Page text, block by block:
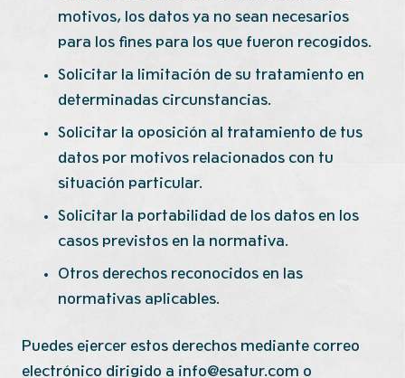
motivos, los datos ya no sean necesarios
para los fines para los que fueron recogidos.
Solicitar la limitación de su tratamiento en
determinadas circunstancias.
Solicitar la oposición al tratamiento de tus
datos por motivos relacionados con tu
situación particular.
Solicitar la portabilidad de los datos en los
casos previstos en la normativa.
Otros derechos reconocidos en las
normativas aplicables.
Puedes ejercer estos derechos mediante correo
electrónico dirigido a info@esatur.com o